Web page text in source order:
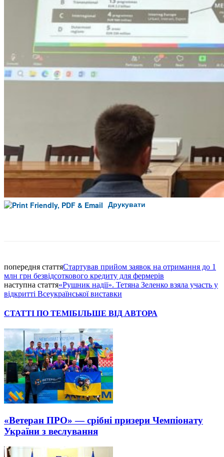
Друкувати
попередня статтяСтартував прийом заявок на отримання до 1
млн грн безвідсоткового кредиту для фермерів
наступна стаття«Рушник надії». Тетяна Зеленко взяла участь у
відкритті Всеукраїнської виставки
СТАТТІ ПО ТЕМІБІЛЬШЕ ВІД АВТОРА
«Ветеран ПРО» — срібні призери Чемпіонату
України з веслування